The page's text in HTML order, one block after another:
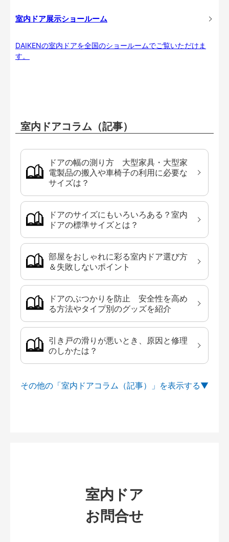
室内ドア展示ショールーム
DAIKENの室内ドアを全国のショールームでご覧いただけま
す。
室内ドアコラム（記事）
ドアの幅の測り方 大型家具・大型家
電製品の搬入や車椅子の利用に必要な
サイズは？
ドアのサイズにもいろいろある？室内
ドアの標準サイズとは？
部屋をおしゃれに彩る室内ドア選び方
＆失敗しないポイント
ドアのぶつかりを防止 安全性を高め
る方法やタイプ別のグッズを紹介
引き戸の滑りが悪いとき、原因と修理
のしかたは？
その他の「室内ドアコラム（記事）」を
室内ドア
お問合せ